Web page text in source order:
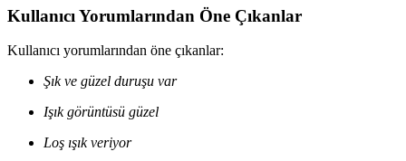
Kullanıcı Yorumlarından Öne Çıkanlar
Kullanıcı yorumlarından öne çıkanlar:
Şık ve güzel duruşu var
Işık görüntüsü güzel
Loş ışık veriyor